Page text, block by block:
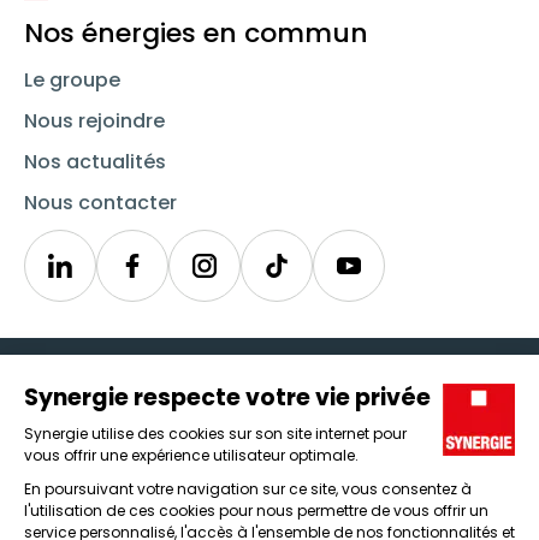
Nos énergies en commun
Le groupe
Nous rejoindre
Nos actualités
Nous contacter
LinkedinSynergieInstagramTikTok Youtube
Icône d'illustration
Candidats
Entreprises
Icône d'illustration
Nos agences
Icône d'illustration